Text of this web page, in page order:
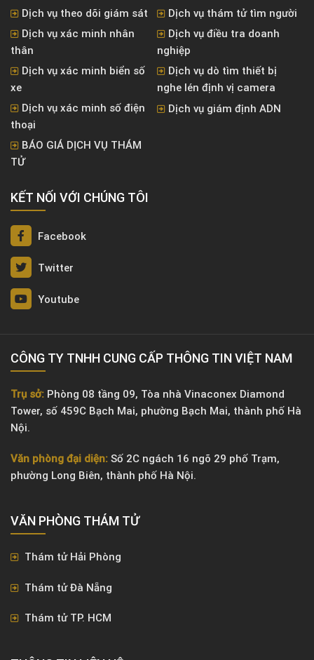
Dịch vụ theo dõi giám sát
Dịch vụ thám tử tìm người
Dịch vụ xác minh nhân
thân
Dịch vụ điều tra doanh
nghiệp
Dịch vụ xác minh biển số
xe
Dịch vụ dò tìm thiết bị
nghe lén định vị camera
Dịch vụ xác minh số điện
thoại
Dịch vụ giám định ADN
BÁO GIÁ DỊCH VỤ THÁM
TỬ
KẾT NỐI VỚI CHÚNG TÔI
Facebook
Twitter
Youtube
CÔNG TY TNHH CUNG CẤP THÔNG TIN VIỆT NAM
Trụ sở: Phòng 08 tầng 09, Tòa nhà Vinaconex Diamond
Tower, số 459C Bạch Mai, phường Bạch Mai, thành phố Hà
Nội.
Văn phòng đại diện: Số 2C ngách 16 ngõ 29 phố Trạm,
phường Long Biên, thành phố Hà Nội.
VĂN PHÒNG ​THÁM TỬ
Thám tử Hải Phòng
Thám tử Đà Nẵng
Thám tử TP. HCM